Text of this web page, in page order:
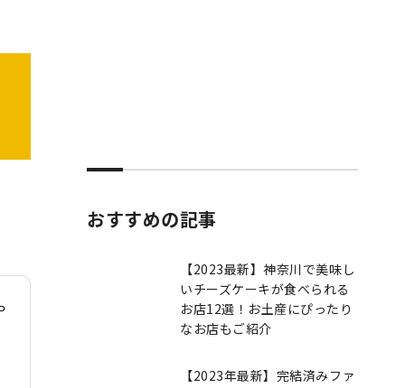
おすすめの記事
【2023最新】神奈川で美味し
いチーズケーキが食べられる
お店12選！お土産にぴったり
なお店もご紹介
【2023年最新】完結済みファ